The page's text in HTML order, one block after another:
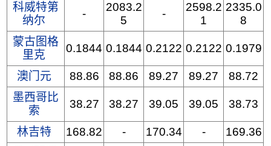
科威特第
纳尔
-
2083.2
5
-
2598.2
1
2335.0
8
蒙古图格
里克
0.1844 0.1844 0.2122 0.2122 0.1979
澳门元 88.86 88.86 89.27 89.27
88.72
墨西哥比
索
38.27 38.27 39.05 39.05 38.73
林吉特 168.82 - 170.34 -
169.36